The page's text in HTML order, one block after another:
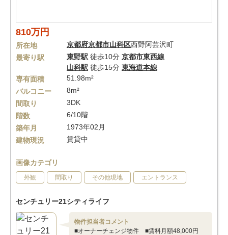
810万円
所在地 京都府京都市山科区西野阿芸沢町
最寄り駅
東野駅 徒歩10分 京都市東西線
山科駅 徒歩15分 東海道本線
専有面積
51.98m²
バルコニー
8m²
間取り
3DK
階数
6/10階
築年月
1973年02月
建物現況
賃貸中
画像カテゴリ
外観 間取り その他現地 エントランス
センチュリー21シティライフ
物件担当者コメント
■オーナーチェンジ物件 ■賃料月額48,000円